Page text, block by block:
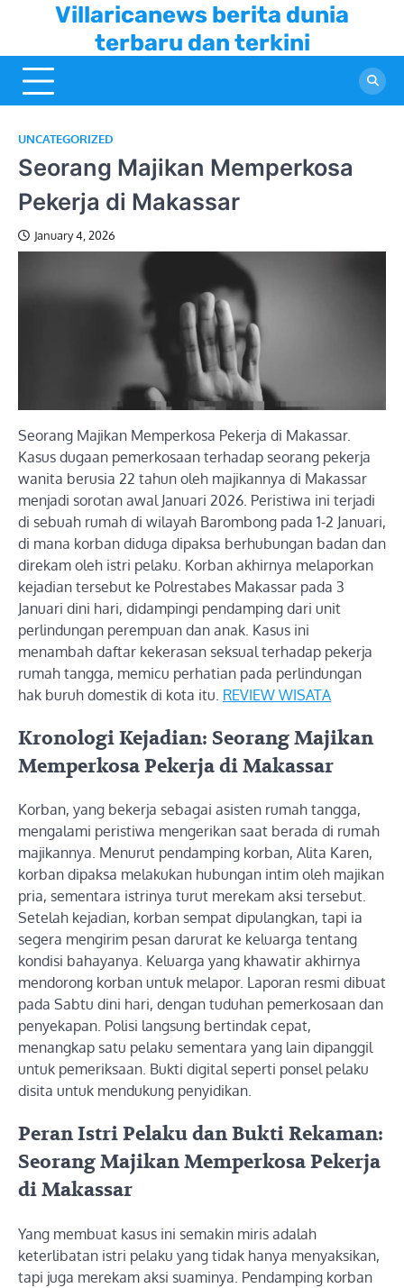
content
Villaricanews berita dunia
terbaru dan terkini
UNCATEGORIZED
Seorang Majikan Memperkosa
Pekerja di Makassar
January 4, 2026
Seorang Majikan Memperkosa Pekerja di Makassar.
Kasus dugaan pemerkosaan terhadap seorang pekerja
wanita berusia 22 tahun oleh majikannya di Makassar
menjadi sorotan awal Januari 2026. Peristiwa ini terjadi
di sebuah rumah di wilayah Barombong pada 1-2 Januari,
di mana korban diduga dipaksa berhubungan badan dan
direkam oleh istri pelaku. Korban akhirnya melaporkan
kejadian tersebut ke Polrestabes Makassar pada 3
Januari dini hari, didampingi pendamping dari unit
perlindungan perempuan dan anak. Kasus ini
menambah daftar kekerasan seksual terhadap pekerja
rumah tangga, memicu perhatian pada perlindungan
hak buruh domestik di kota itu. REVIEW WISATA
Kronologi Kejadian: Seorang Majikan
Memperkosa Pekerja di Makassar
Korban, yang bekerja sebagai asisten rumah tangga,
mengalami peristiwa mengerikan saat berada di rumah
majikannya. Menurut pendamping korban, Alita Karen,
korban dipaksa melakukan hubungan intim oleh majikan
pria, sementara istrinya turut merekam aksi tersebut.
Setelah kejadian, korban sempat dipulangkan, tapi ia
segera mengirim pesan darurat ke keluarga tentang
kondisi bahayanya. Keluarga yang khawatir akhirnya
mendorong korban untuk melapor. Laporan resmi dibuat
pada Sabtu dini hari, dengan tuduhan pemerkosaan dan
penyekapan. Polisi langsung bertindak cepat,
menangkap satu pelaku sementara yang lain dipanggil
untuk pemeriksaan. Bukti digital seperti ponsel pelaku
disita untuk mendukung penyidikan.
Peran Istri Pelaku dan Bukti Rekaman:
Seorang Majikan Memperkosa Pekerja
di Makassar
Yang membuat kasus ini semakin miris adalah
keterlibatan istri pelaku yang tidak hanya menyaksikan,
tapi juga merekam aksi suaminya. Pendamping korban